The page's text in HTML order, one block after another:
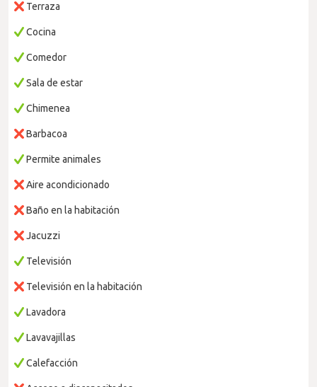
Terraza
Cocina
Comedor
Sala de estar
Chimenea
Barbacoa
Permite animales
Aire acondicionado
Baño en la habitación
Jacuzzi
Televisión
Televisión en la habitación
Lavadora
Lavavajillas
Calefacción